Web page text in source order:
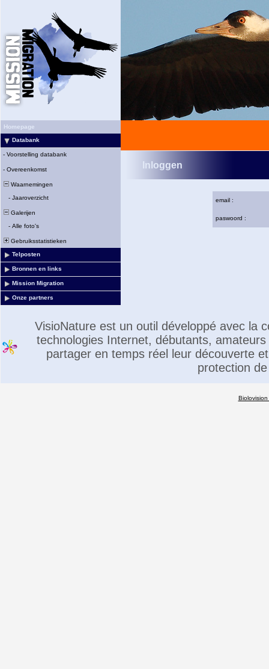
Homepage
Databank
- Voorstelling databank
- Overeenkomst
Waarnemingen
- Jaaroverzicht
Galerijen
- Alle foto's
Gebruiksstatistieken
Telposten
Bronnen en links
Mission Migration
Onze partners
Inloggen
email :
paswoord :
VisioNature est un outil développé avec la
technologies Internet, débutants,
partager en temps réel leur découverte
protection
Biolovision